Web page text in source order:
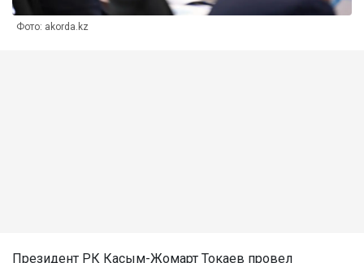
Фото: akorda.kz
Президент РК Касым-Жомарт Токаев провел